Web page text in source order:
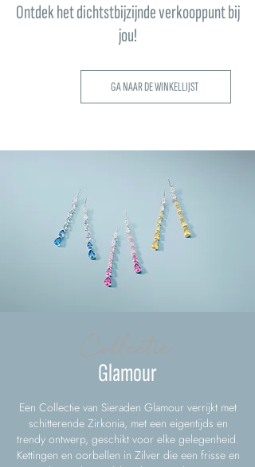
Ontdek het dichtstbijzijnde verkooppunt bij
jou!
GA NAAR DE WINKELLIJST
Glamour
Een Collectie van Sieraden Glamour verrijkt met
schitterende Zirkonia, met een eigentijds en
trendy ontwerp, geschikt voor elke gelegenheid.
Kettingen en oorbellen in Zilver die een frisse en